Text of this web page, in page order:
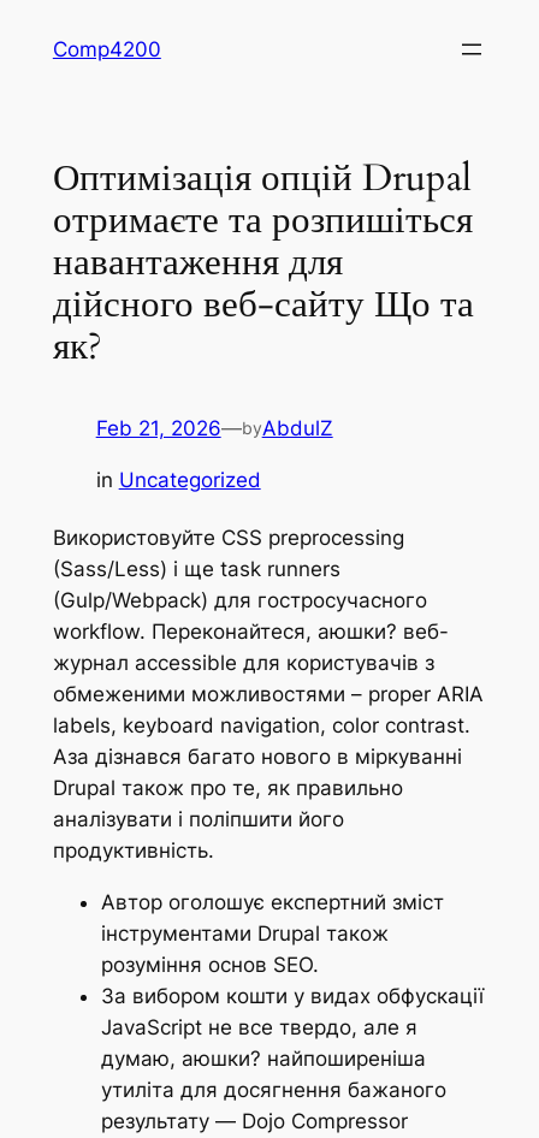
Comp4200
Оптимізація опцій Drupal
отримаєте та розпишіться
навантаження для
дійсного веб-сайту Що та
як?
Feb 21, 2026—byAbdulZ
in Uncategorized
Використовуйте CSS preprocessing
(Sass/Less) і ще task runners
(Gulp/Webpack) для гостросучасного
workflow. Переконайтеся, аюшки? веб-
журнал accessible для користувачів з
обмеженими можливостями – proper ARIA
labels, keyboard navigation, color contrast.
Аза дізнався багато нового в міркуванні
Drupal також про те, як правильно
аналізувати і поліпшити його
продуктивність.
Автор оголошує експертний зміст
інструментами Drupal також
розуміння основ SEO.
За вибором кошти у видах обфускації
JavaScript не все твердо, але я
думаю, аюшки? найпоширеніша
утиліта для досягнення бажаного
результату — Dojo Compressor